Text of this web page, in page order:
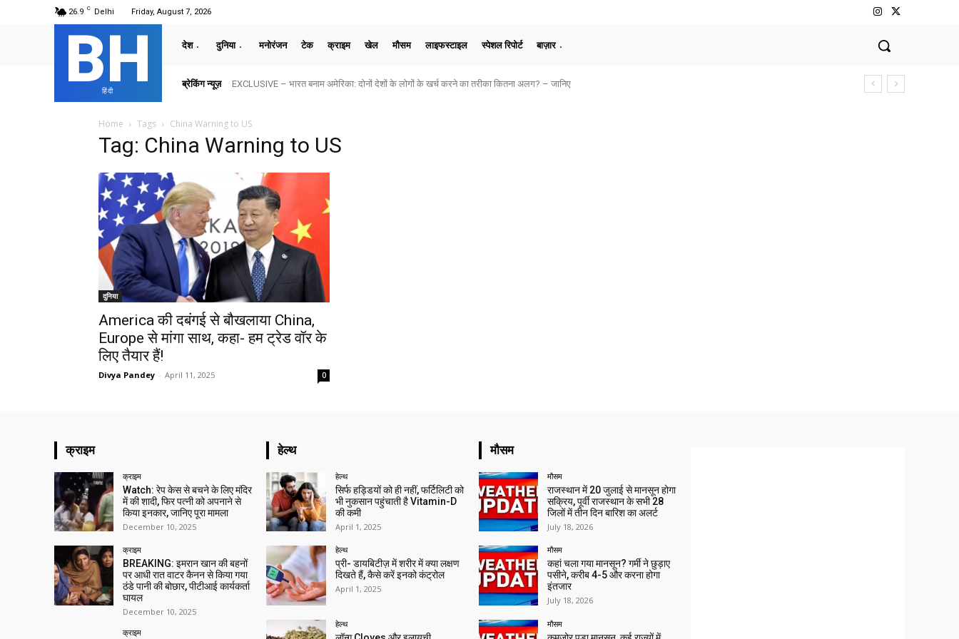
26.9 C Delhi Friday, August 7, 2026
BH
हिंदी
देश दुनिया मनोरंजन टेक क्राइम खेल मौसम लाइफस्टाइल स्पेशल रिपोर्ट बाज़ार
ब्रेकिंग न्यूज़ EXCLUSIVE – भारत बनाम अमेरिका: दोनों देशों के लोगों के खर्च करने का तरीका कितना अलग? – जानिए
Home Tags China Warning to US
Tag: China Warning to US
दुनिया
America की दबंगई से बौखलाया China,
Europe से मांगा साथ, कहा- हम ट्रेड वॉर के
लिए तैयार हैं!
Divya Pandey - April 11, 2025 0
क्राइम
क्राइम
Watch: रेप केस से बचने के लिए मंदिर
में की शादी, फिर पत्नी को अपनाने से
किया इनकार, जानिए पूरा मामला
December 10, 2025
क्राइम
BREAKING: इमरान खान की बहनों
पर आधी रात वाटर कैनन से किया गया
ठंडे पानी की बोछार, पीटीआई कार्यकर्ता
घायल
December 10, 2025
क्राइम
हेल्थ
हेल्थ
सिर्फ हड्डियों को ही नहीं, फर्टिलिटी को
भी नुकसान पहुंचाती है Vitamin-D
की कमी
April 1, 2025
हेल्थ
प्री- डायबिटीज़ में शरीर में क्या लक्षण
दिखते हैं, कैसे करें इनको कंट्रोल
April 1, 2025
हेल्थ
मौसम
मौसम
राजस्थान में 20 जुलाई से मानसून होगा
सक्रिय, पूर्वी राजस्थान के सभी 28
जिलों में तीन दिन बारिश का अलर्ट
July 18, 2026
मौसम
कहां चला गया मानसून? गर्मी ने छुड़ाए
पसीने, करीब 4-5 और करना होगा
इंतजार
July 18, 2026
मौसम